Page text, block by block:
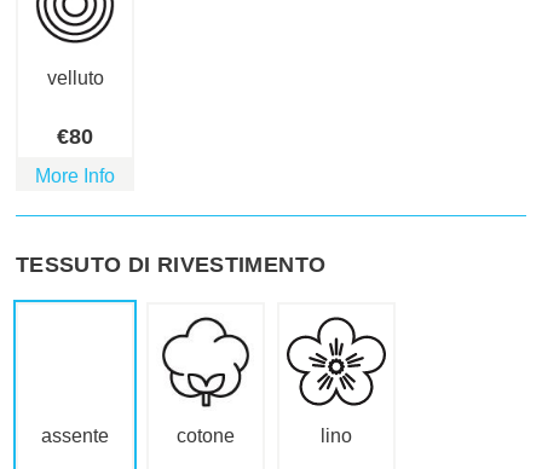
velluto
€80
More Info
TESSUTO DI RIVESTIMENTO
assente cotone lino